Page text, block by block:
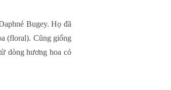
Bugey. Họ đã
(floral). Cũng giống
dòng hương hoa cỏ